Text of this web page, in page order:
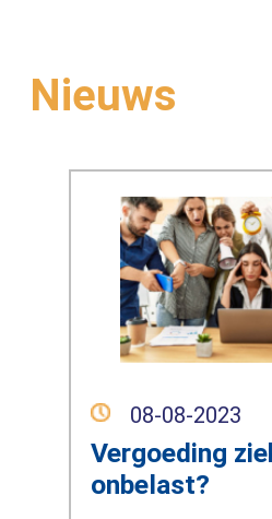
Nieuws
08-08-2023
Vergoeding
onbelast?